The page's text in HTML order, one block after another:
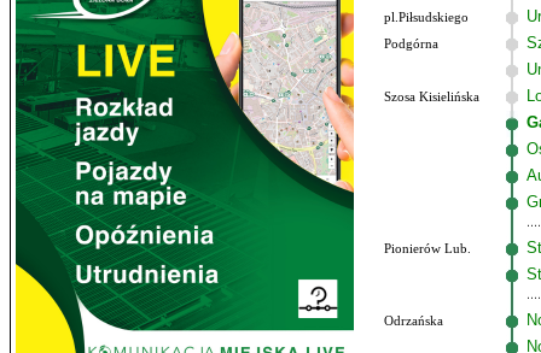
pl.Piłsudskiego
Podgórna
Szosa Kisielińska
Pionierów Lub.
Odrzańska